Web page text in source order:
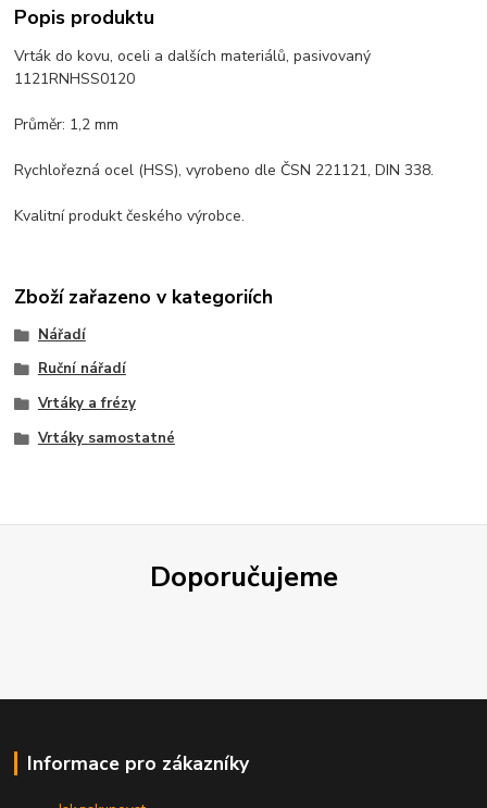
Popis produktu
Vrták do kovu, oceli a dalších materiálů, pasivovaný
1121RNHSS0120
Průměr: 1,2 mm
Rychlořezná ocel (HSS), vyrobeno dle ČSN 221121, DIN 338.
Kvalitní produkt českého výrobce.
Zboží zařazeno v kategoriích
Nářadí
Ruční nářadí
Vrtáky a frézy
Vrtáky samostatné
Doporučujeme
Informace pro zákazníky